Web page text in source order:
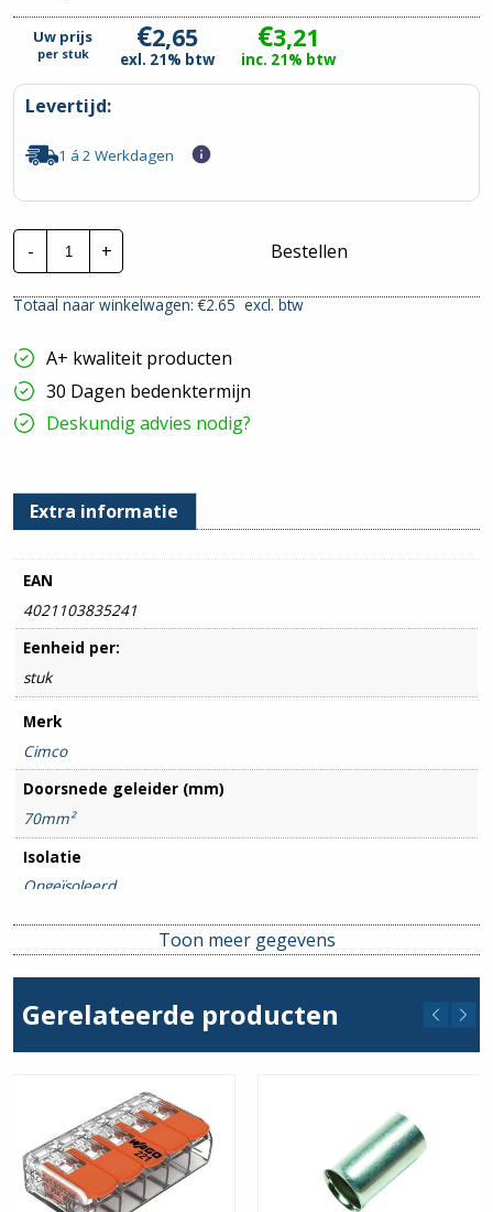
Uw prijs
per stuk €2,65
exl. 21% btw
€3,21
inc. 21% btw
Levertijd:
1 á 2 Werkdagen
-
Cimco
perskabelschoen
|
-
hoeveelheid
+ Bestellen
Totaal naar winkelwagen: €2.65excl. btw
A+ kwaliteit producten
30 Dagen bedenktermijn
Deskundig advies nodig?
Extra informatie
EAN
4021103835241
Eenheid per:
stuk
Merk
Cimco
Doorsnede geleider (mm)
70mm²
Isolatie
Ongeïsoleerd
Toon meer gegevens
Gerelateerde producten